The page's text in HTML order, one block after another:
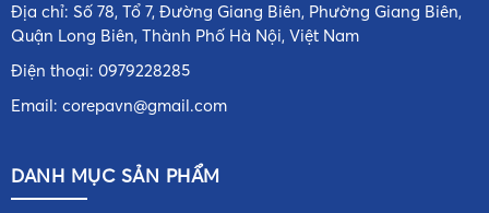
Địa chỉ: Số 78, Tổ 7, Đường Giang Biên, Phường Giang Biên,
Quận Long Biên, Thành Phố Hà Nội, Việt Nam
Điện thoại: 0979228285
Email: corepavn@gmail.com
DANH MỤC SẢN PHẨM